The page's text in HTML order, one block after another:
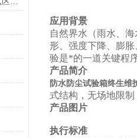
应用背景
自然界水（雨水、
形、强度下降、膨
验是*的一道关键程
产品简介
防水防尘试验箱终生维
式结构，无场地限
产品图片
执行标准